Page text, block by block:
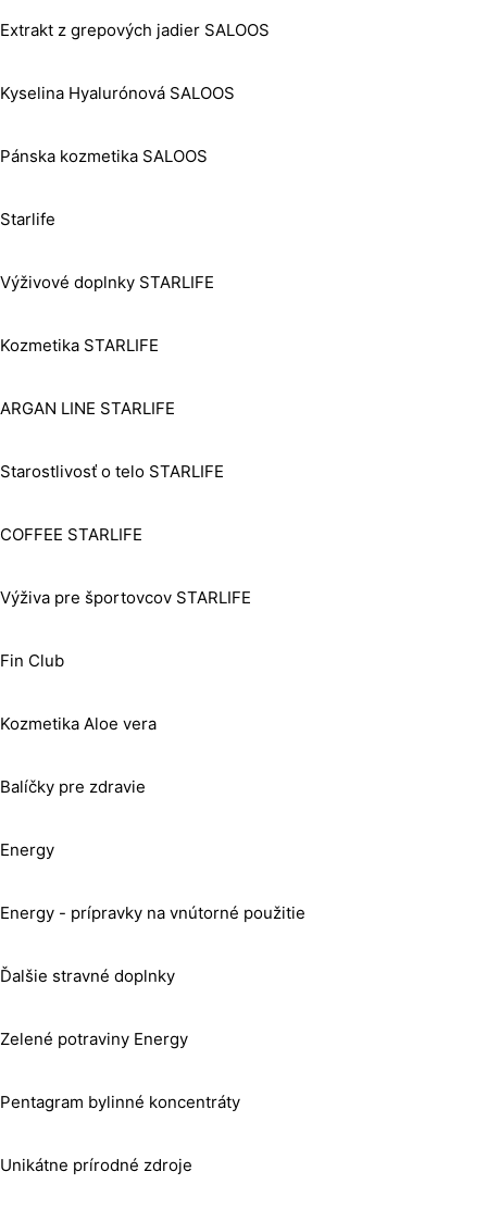
Extrakt z grepových jadier SALOOS
Kyselina Hyalurónová SALOOS
Pánska kozmetika SALOOS
Starlife
Výživové doplnky STARLIFE
Kozmetika STARLIFE
ARGAN LINE STARLIFE
Starostlivosť o telo STARLIFE
COFFEE STARLIFE
Výživa pre športovcov STARLIFE
Fin Club
Kozmetika Aloe vera
Balíčky pre zdravie
Energy
Energy - prípravky na vnútorné použitie
Ďalšie stravné doplnky
Zelené potraviny Energy
Pentagram bylinné koncentráty
Unikátne prírodné zdroje